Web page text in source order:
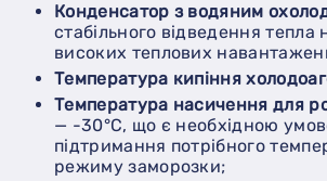
конденсатор з водяним
стабільного відведення тепла
високих теплових
температура кипіння
температура насичення для
— -30°C, що є необхідною
підтримання потрібного
режиму заморозки;